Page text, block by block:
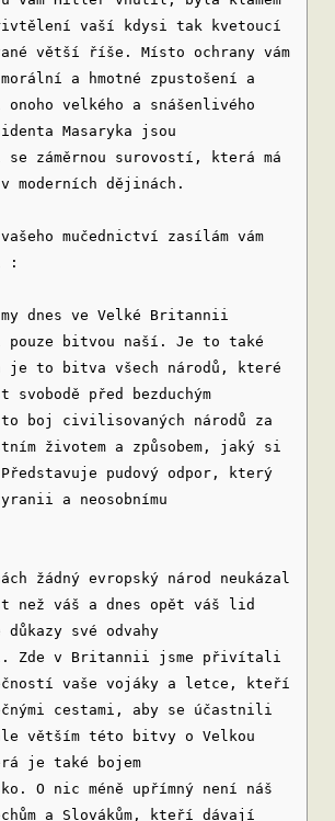
vaší kdysi tak kvetoucí
větší říše. Místo ochrany vám
a hmotné zpustošení a
onoho velkého a snášenlivého
Masaryka jsou
se záměrnou surovostí, která má
moderních dějinách.
mučednictví zasílám vám
:
dnes ve Velké Britannii
pouze bitvou naší. Je to také
je to bitva všech národů, které
svobodě před bezduchým
boj civilisovaných národů za
životem a způsobem, jaký si
pudový odpor, který
a neosobnímu
žádný evropský národ neukázal
než váš a dnes opět váš lid
důkazy své odvahy
Zde v Britannii jsme přivítali
vaše vojáky a letce, kteří
cestami, aby se účastnili
větším této bitvy o Velkou
je také bojem
O nic méně upřímný není náš
a Slovákům, kteří dávají